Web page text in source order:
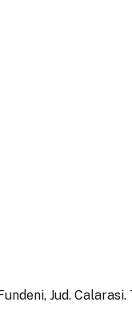
Jud.